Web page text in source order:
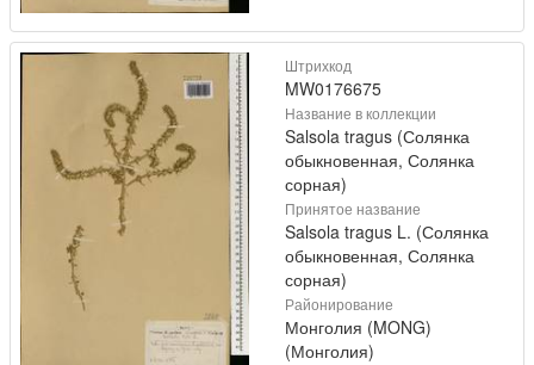
Штрихкод
MW0176675
Название в коллекции
Salsola tragus (Солянка
обыкновенная, Солянка
сорная)
Принятое название
Salsola tragus L. (Солянка
обыкновенная, Солянка
сорная)
Районирование
Монголия (MONG)
(Монголия)